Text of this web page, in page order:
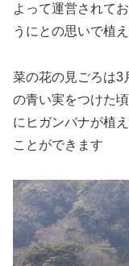
よって運営されて
うにとの思いで植
菜の花の見ごろは3
の青い実をつけた
にヒガンバナが植
ことができます